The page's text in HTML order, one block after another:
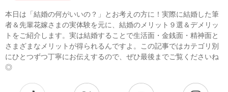
本日は「結婚の何がいいの？」とお考えの方に！実際に結婚した筆
者＆先輩花嫁さまの実体験を元に、結婚のメリット９選＆デメリッ
トをご紹介します。実は結婚することで生活面・金銭面・精神面と
さまざまなメリットが得られるんですよ。この記事ではカテゴリ別
にひとつずつ丁寧にお伝えするので、ぜひ最後までご覧くださいね
◎